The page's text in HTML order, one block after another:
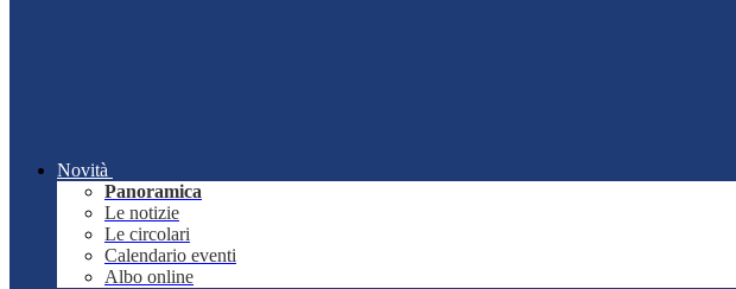
Novità
Panoramica
Le notizie
Le circolari
Calendario eventi
Albo online